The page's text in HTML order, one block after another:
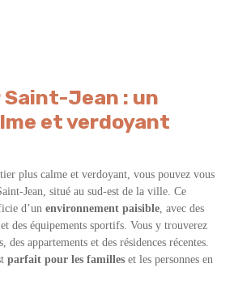
Jean : un
et verdoyant
plus calme et verdoyant, vous pouvez vous
Jean, situé au sud-est de la ville. Ce
d’un environnement paisible, avec des
et des équipements sportifs. Vous y trouverez
des appartements et des résidences récentes.
parfait pour les familles et les personnes en